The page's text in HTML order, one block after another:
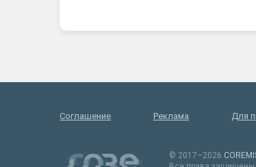
Соглашение Реклама Для
© 2017–2026